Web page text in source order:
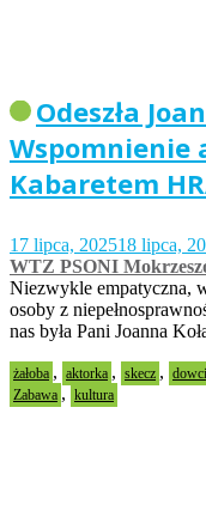
Odeszła
Wspomnienie
Kabaretem
17 lipca, 202518 lipca,
WTZ PSONI
Niezwykle empatyczna,
osoby z
nas była Pani Joanna
żałoba , aktorka , skecz ,
Zabawa , kultura